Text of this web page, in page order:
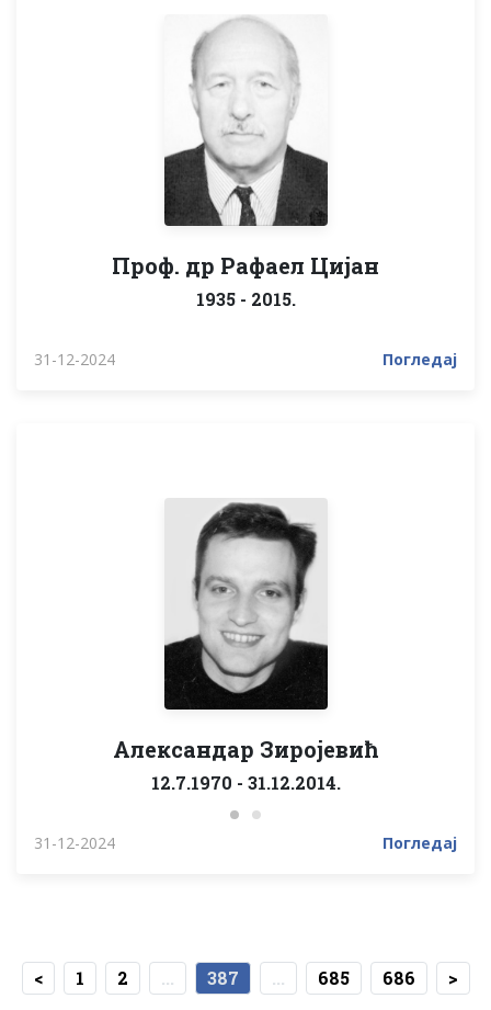
Проф. др Рафаел Цијан
1935 - 2015.
31-12-2024 Погледај
Александар Зиројевић
12.7.1970 - 31.12.2014.
31-12-2024 Погледај
< 1 2 ... 387 ... 685 686 >